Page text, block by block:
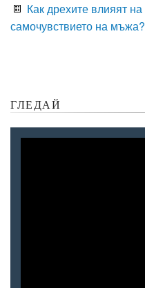
Как дрехите влияят на
самочувствието на мъжа?
ГЛЕДАЙ